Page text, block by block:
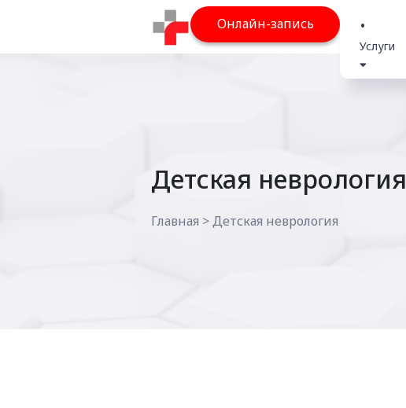
Онлайн-запись
Услуги
Детская неврология
Главная >Детская неврология